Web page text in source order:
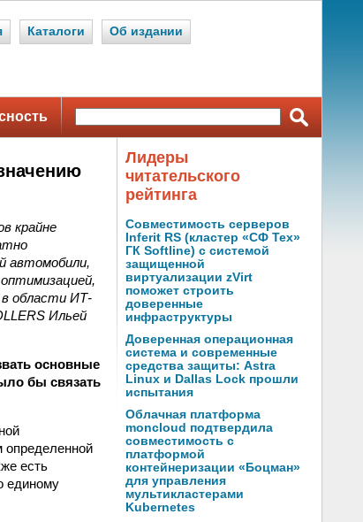
Каталоги Об издании
крайне
автомобили,
области ИТ-
Ильей
основные
бы связать
определенной
есть
единому
Лидеры
читательского
рейтинга
Совместимость серверов
Inferit RS (кластер «СФ Тех»
ГК Softline) с системой
защищенной
виртуализации zVirt
поможет строить
доверенные
инфраструктуры
Доверенная операционная
система и современные
средства защиты: Astra
Linux и Dallas Lock прошли
испытания
Облачная платформа
moncloud подтвердила
совместимость с
платформой
контейнеризации «Боцман»
для управления
мультикластерами
Kubernetes